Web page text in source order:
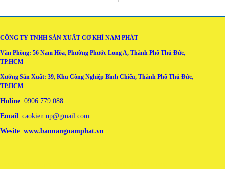
CÔNG TY TNHH SẢN XUẤT CƠ KHÍ NAM PHÁT
Văn Phòng: 56 Nam Hòa, Phường Phước Long A, Thành Phố Thủ Đức,
TP.HCM
Xưởng Sản Xuất: 39, Khu Công Nghiệp Bình Chiểu, Thành Phố Thủ Đức,
TP.HCM
Holine: 0906 779 088
Email: caokien.np@gmail.com
Wesite: www.bannangnamphat.vn